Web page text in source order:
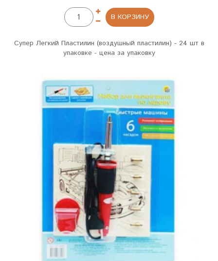
В КОРЗИНУ
Супер Легкий Пластилин (воздушный пластилин) - 24 шт в
упаковке - цена за упаковку